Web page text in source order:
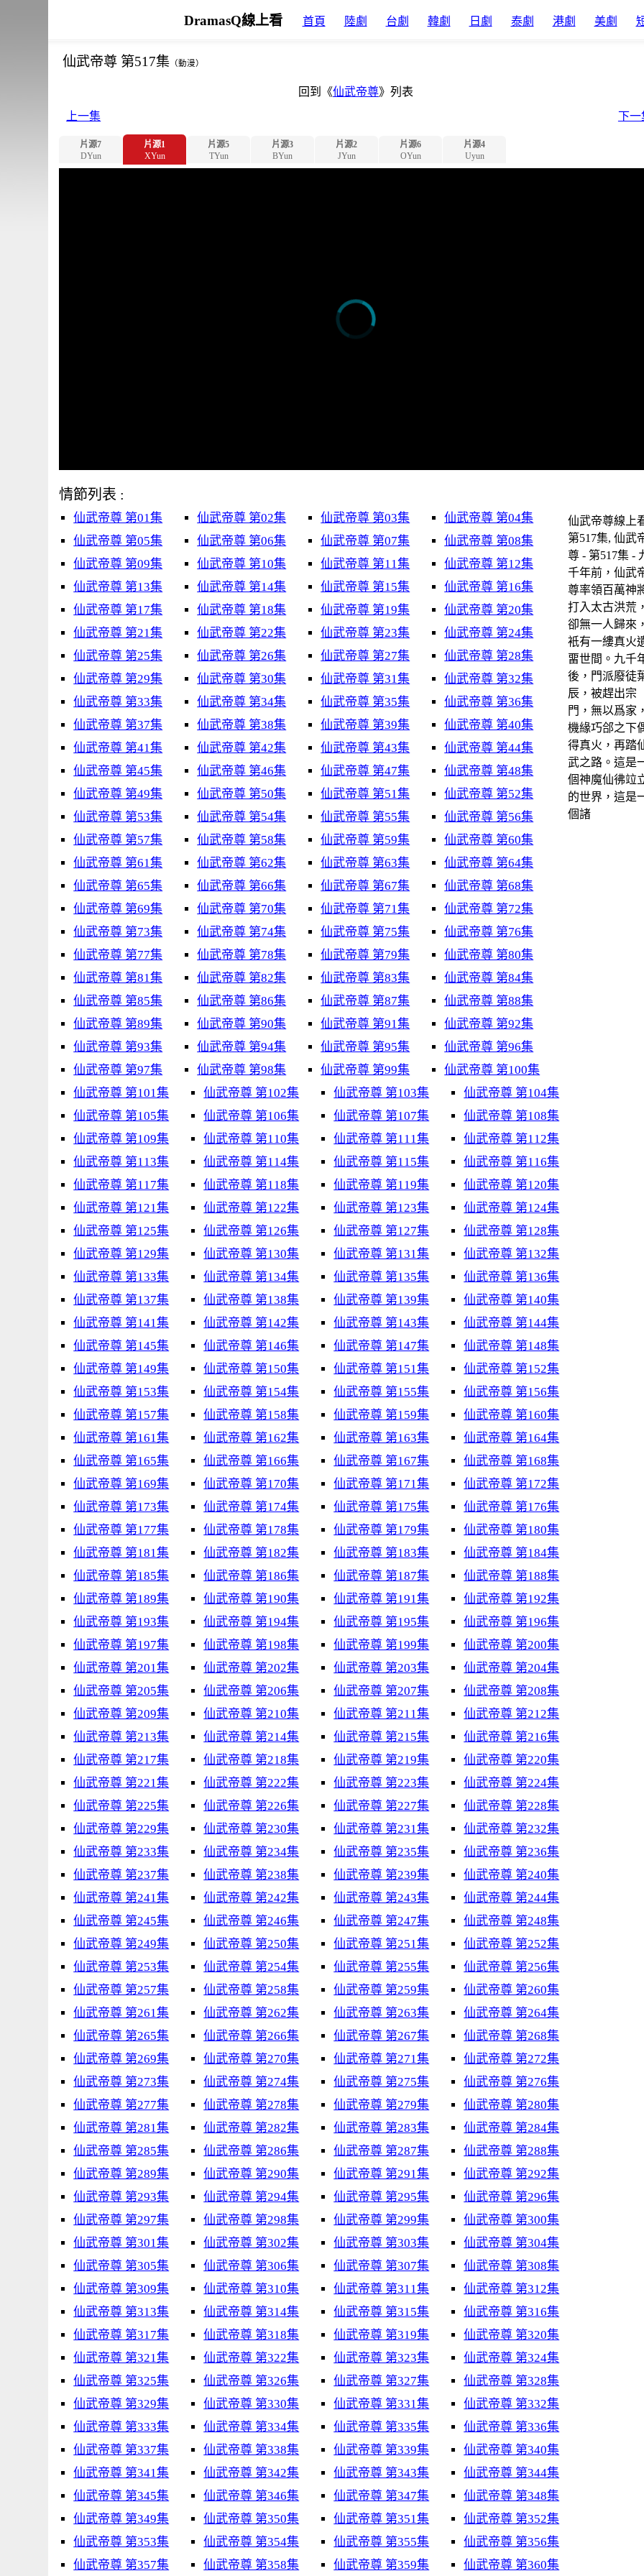
DramasQ線上看 首頁 陸劇 台劇 韓劇 日劇 泰劇 港劇 美劇
仙武帝尊 第517集 （動漫）
回到《仙武帝尊》列表
上一集
下一
片源7
DYun
片源1
XYun
片源5
TYun
片源3
BYun
片源2
JYun
片源6
OYun
片源4
Uyun
情節列表 :
仙武帝尊 第01集 仙武帝尊 第02集 仙武帝尊 第03集
仙武帝尊 第04集
仙武帝尊 第05集
仙武帝尊 第06集 仙武帝尊 第07集
仙武帝尊 第08集
仙武帝尊 第09集
仙武帝尊 第10集 仙武帝尊 第11集
仙武帝尊 第12集
仙武帝尊 第13集
仙武帝尊 第14集 仙武帝尊 第15集
仙武帝尊 第16集
仙武帝尊 第17集
仙武帝尊 第18集 仙武帝尊 第19集
仙武帝尊 第20集
仙武帝尊 第21集
仙武帝尊 第22集 仙武帝尊 第23集
仙武帝尊 第24集
仙武帝尊 第25集
仙武帝尊 第26集 仙武帝尊 第27集
仙武帝尊 第28集
仙武帝尊 第29集
仙武帝尊 第30集 仙武帝尊 第31集
仙武帝尊 第32集
仙武帝尊 第33集
仙武帝尊 第34集 仙武帝尊 第35集
仙武帝尊 第36集
仙武帝尊 第37集
仙武帝尊 第38集 仙武帝尊 第39集
仙武帝尊 第40集
仙武帝尊 第41集
仙武帝尊 第42集 仙武帝尊 第43集
仙武帝尊 第44集
仙武帝尊 第45集
仙武帝尊 第46集 仙武帝尊 第47集
仙武帝尊 第48集
仙武帝尊 第49集
仙武帝尊 第50集 仙武帝尊 第51集
仙武帝尊 第52集
仙武帝尊 第53集
仙武帝尊 第54集 仙武帝尊 第55集
仙武帝尊 第56集
仙武帝尊 第57集
仙武帝尊 第58集 仙武帝尊 第59集
仙武帝尊 第60集
仙武帝尊 第61集
仙武帝尊 第62集 仙武帝尊 第63集
仙武帝尊 第64集
仙武帝尊 第65集
仙武帝尊 第66集 仙武帝尊 第67集
仙武帝尊 第68集
仙武帝尊 第69集
仙武帝尊 第70集 仙武帝尊 第71集
仙武帝尊 第72集
仙武帝尊 第73集
仙武帝尊 第74集 仙武帝尊 第75集
仙武帝尊 第76集
仙武帝尊 第77集
仙武帝尊 第78集 仙武帝尊 第79集
仙武帝尊 第80集
仙武帝尊 第81集
仙武帝尊 第82集 仙武帝尊 第83集
仙武帝尊 第84集
仙武帝尊 第85集
仙武帝尊 第86集 仙武帝尊 第87集
仙武帝尊 第88集
仙武帝尊 第89集
仙武帝尊 第90集 仙武帝尊 第91集
仙武帝尊 第92集
仙武帝尊 第93集
仙武帝尊 第94集 仙武帝尊 第95集
仙武帝尊 第96集
仙武帝尊 第97集
仙武帝尊 第98集 仙武帝尊 第99集
仙武帝尊 第100集
仙武帝尊 第101集
仙武帝尊 第102集 仙武帝尊 第103集
仙武帝尊 第104集
仙武帝尊 第105集
仙武帝尊 第106集 仙武帝尊 第107集
仙武帝尊 第108集
仙武帝尊 第109集
仙武帝尊 第110集 仙武帝尊 第111集
仙武帝尊 第112集
仙武帝尊 第113集
仙武帝尊 第114集 仙武帝尊 第115集
仙武帝尊 第116集
仙武帝尊 第117集
仙武帝尊 第118集 仙武帝尊 第119集
仙武帝尊 第120集
仙武帝尊 第121集
仙武帝尊 第122集 仙武帝尊 第123集
仙武帝尊 第124集
仙武帝尊 第125集
仙武帝尊 第126集 仙武帝尊 第127集
仙武帝尊 第128集
仙武帝尊 第129集
仙武帝尊 第130集 仙武帝尊 第131集
仙武帝尊 第132集
仙武帝尊 第133集
仙武帝尊 第134集 仙武帝尊 第135集
仙武帝尊 第136集
仙武帝尊 第137集
仙武帝尊 第138集 仙武帝尊 第139集
仙武帝尊 第140集
仙武帝尊 第141集
仙武帝尊 第142集 仙武帝尊 第143集
仙武帝尊 第144集
仙武帝尊 第145集
仙武帝尊 第146集 仙武帝尊 第147集
仙武帝尊 第148集
仙武帝尊 第149集
仙武帝尊 第150集 仙武帝尊 第151集
仙武帝尊 第152集
仙武帝尊 第153集
仙武帝尊 第154集 仙武帝尊 第155集
仙武帝尊 第156集
仙武帝尊 第157集
仙武帝尊 第158集 仙武帝尊 第159集
仙武帝尊 第160集
仙武帝尊 第161集
仙武帝尊 第162集 仙武帝尊 第163集
仙武帝尊 第164集
仙武帝尊 第165集
仙武帝尊 第166集 仙武帝尊 第167集
仙武帝尊 第168集
仙武帝尊 第169集
仙武帝尊 第170集 仙武帝尊 第171集
仙武帝尊 第172集
仙武帝尊 第173集
仙武帝尊 第174集 仙武帝尊 第175集
仙武帝尊 第176集
仙武帝尊 第177集
仙武帝尊 第178集 仙武帝尊 第179集
仙武帝尊 第180集
仙武帝尊 第181集
仙武帝尊 第182集 仙武帝尊 第183集
仙武帝尊 第184集
仙武帝尊 第185集
仙武帝尊 第186集 仙武帝尊 第187集
仙武帝尊 第188集
仙武帝尊 第189集
仙武帝尊 第190集 仙武帝尊 第191集
仙武帝尊 第192集
仙武帝尊 第193集
仙武帝尊 第194集 仙武帝尊 第195集
仙武帝尊 第196集
仙武帝尊 第197集
仙武帝尊 第198集 仙武帝尊 第199集
仙武帝尊 第200集
仙武帝尊 第201集
仙武帝尊 第202集 仙武帝尊 第203集
仙武帝尊 第204集
仙武帝尊 第205集
仙武帝尊 第206集 仙武帝尊 第207集
仙武帝尊 第208集
仙武帝尊 第209集
仙武帝尊 第210集 仙武帝尊 第211集
仙武帝尊 第212集
仙武帝尊 第213集
仙武帝尊 第214集 仙武帝尊 第215集
仙武帝尊 第216集
仙武帝尊 第217集
仙武帝尊 第218集 仙武帝尊 第219集
仙武帝尊 第220集
仙武帝尊 第221集
仙武帝尊 第222集 仙武帝尊 第223集
仙武帝尊 第224集
仙武帝尊 第225集
仙武帝尊 第226集 仙武帝尊 第227集
仙武帝尊 第228集
仙武帝尊 第229集
仙武帝尊 第230集 仙武帝尊 第231集
仙武帝尊 第232集
仙武帝尊 第233集
仙武帝尊 第234集 仙武帝尊 第235集
仙武帝尊 第236集
仙武帝尊 第237集
仙武帝尊 第238集 仙武帝尊 第239集
仙武帝尊 第240集
仙武帝尊 第241集
仙武帝尊 第242集 仙武帝尊 第243集
仙武帝尊 第244集
仙武帝尊 第245集
仙武帝尊 第246集 仙武帝尊 第247集
仙武帝尊 第248集
仙武帝尊 第249集
仙武帝尊 第250集 仙武帝尊 第251集
仙武帝尊 第252集
仙武帝尊 第253集
仙武帝尊 第254集 仙武帝尊 第255集
仙武帝尊 第256集
仙武帝尊 第257集
仙武帝尊 第258集 仙武帝尊 第259集
仙武帝尊 第260集
仙武帝尊 第261集
仙武帝尊 第262集 仙武帝尊 第263集
仙武帝尊 第264集
仙武帝尊 第265集
仙武帝尊 第266集 仙武帝尊 第267集
仙武帝尊 第268集
仙武帝尊 第269集
仙武帝尊 第270集 仙武帝尊 第271集
仙武帝尊 第272集
仙武帝尊 第273集
仙武帝尊 第274集 仙武帝尊 第275集
仙武帝尊 第276集
仙武帝尊 第277集
仙武帝尊 第278集 仙武帝尊 第279集
仙武帝尊 第280集
仙武帝尊 第281集
仙武帝尊 第282集 仙武帝尊 第283集
仙武帝尊 第284集
仙武帝尊 第285集
仙武帝尊 第286集 仙武帝尊 第287集
仙武帝尊 第288集
仙武帝尊 第289集
仙武帝尊 第290集 仙武帝尊 第291集
仙武帝尊 第292集
仙武帝尊 第293集
仙武帝尊 第294集 仙武帝尊 第295集
仙武帝尊 第296集
仙武帝尊 第297集
仙武帝尊 第298集 仙武帝尊 第299集
仙武帝尊 第300集
仙武帝尊 第301集
仙武帝尊 第302集 仙武帝尊 第303集
仙武帝尊 第304集
仙武帝尊 第305集
仙武帝尊 第306集 仙武帝尊 第307集
仙武帝尊 第308集
仙武帝尊 第309集
仙武帝尊 第310集 仙武帝尊 第311集
仙武帝尊 第312集
仙武帝尊 第313集
仙武帝尊 第314集 仙武帝尊 第315集
仙武帝尊 第316集
仙武帝尊 第317集
仙武帝尊 第318集 仙武帝尊 第319集
仙武帝尊 第320集
仙武帝尊 第321集
仙武帝尊 第322集 仙武帝尊 第323集
仙武帝尊 第324集
仙武帝尊 第325集
仙武帝尊 第326集 仙武帝尊 第327集
仙武帝尊 第328集
仙武帝尊 第329集
仙武帝尊 第330集 仙武帝尊 第331集
仙武帝尊 第332集
仙武帝尊 第333集
仙武帝尊 第334集 仙武帝尊 第335集
仙武帝尊 第336集
仙武帝尊 第337集
仙武帝尊 第338集 仙武帝尊 第339集
仙武帝尊 第340集
仙武帝尊 第341集
仙武帝尊 第342集 仙武帝尊 第343集
仙武帝尊 第344集
仙武帝尊 第345集
仙武帝尊 第346集 仙武帝尊 第347集
仙武帝尊 第348集
仙武帝尊 第349集
仙武帝尊 第350集 仙武帝尊 第351集
仙武帝尊 第352集
仙武帝尊 第353集
仙武帝尊 第354集 仙武帝尊 第355集
仙武帝尊 第356集
仙武帝尊 第357集
仙武帝尊 第358集 仙武帝尊 第359集 仙武帝尊 第360集
仙武帝尊線上
第517集, 仙武
尊 - 第517集 -
千年前，仙武
尊率領百萬神
打入太古洪荒，
卻無一人歸來，
衹有一縷真火
畱世間。九千
後，門派廢徒
辰，被趕出宗
門，無以爲家，
機緣巧郃之下
得真火，再踏
武之路。這是
個神魔仙彿竝
的世界，這是
個諸